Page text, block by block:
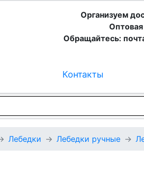
Организуем
Обращайтесь:
Контакты
Лебедки Лебедки ручные